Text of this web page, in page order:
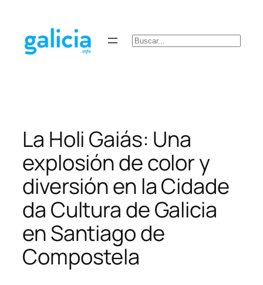
contenido
Buscar
La Holi Gaiás: Una
explosión de color y
diversión en la Cidade
da Cultura de Galicia
en Santiago de
Compostela